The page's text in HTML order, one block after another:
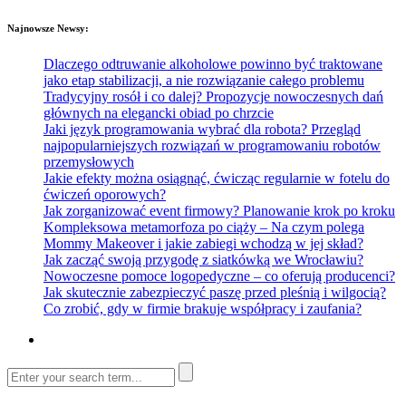
Najnowsze Newsy:
Dlaczego odtruwanie alkoholowe powinno być traktowane
jako etap stabilizacji, a nie rozwiązanie całego problemu
Tradycyjny rosół i co dalej? Propozycje nowoczesnych dań
głównych na elegancki obiad po chrzcie
Jaki język programowania wybrać dla robota? Przegląd
najpopularniejszych rozwiązań w programowaniu robotów
przemysłowych
Jakie efekty można osiągnąć, ćwicząc regularnie w fotelu do
ćwiczeń oporowych?
Jak zorganizować event firmowy? Planowanie krok po kroku
Kompleksowa metamorfoza po ciąży – Na czym polega
Mommy Makeover i jakie zabiegi wchodzą w jej skład?
Jak zacząć swoją przygodę z siatkówką we Wrocławiu?
Nowoczesne pomoce logopedyczne – co oferują producenci?
Jak skutecznie zabezpieczyć paszę przed pleśnią i wilgocią?
Co zrobić, gdy w firmie brakuje współpracy i zaufania?